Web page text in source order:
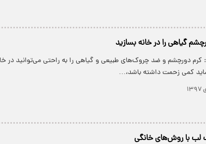
گیاهی را در خانه بسازید
کرم دورچشم و ضد چروک‌های طبیعی و گیاهی را به راحتی می‌توانید در
کمی زحمت داشته باشد،…
لب با روش‌های خانگی